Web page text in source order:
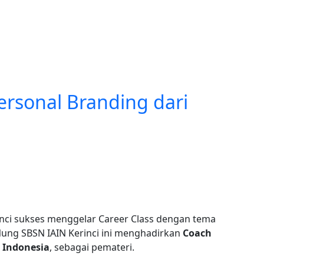
Branding dari
sukses menggelar Career Class dengan tema
SBSN IAIN Kerinci ini menghadirkan Coach
, sebagai pemateri.